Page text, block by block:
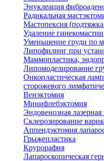
Энуклеация
Радикальная
Мастопексия
Удаление гинекомастии
Уменьшение груди по
Липофилинг при
Маммопластика,
Липомоделирование
Онкопластическая
сторожевого
Венэктомия
Минифлебэктомия
Эндовенозная
Склерозирование
Аппендэктомия
Грыжепластика
Крурорафия
Лапароскопическая